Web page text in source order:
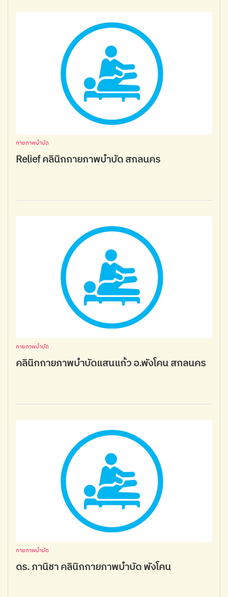
กายภาพบำบัด
Relief คลินิกกายภาพบำบัด สกลนคร
กายภาพบำบัด
คลินิกกายภาพบำบัดแสนแก้ว อ.พังโคน สกลนคร
กายภาพบำบัด
ดร. ภานิชา คลินิกกายภาพบำบัด พังโคน